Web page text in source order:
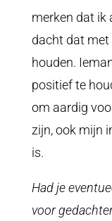
merken dat ik
dacht dat met
houden.
positief te
om aardig
zijn, ook mijn
is.
Had je
voor